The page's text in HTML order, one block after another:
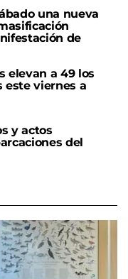
una nueva
de
elevan a 49 los
este viernes a
y actos
del